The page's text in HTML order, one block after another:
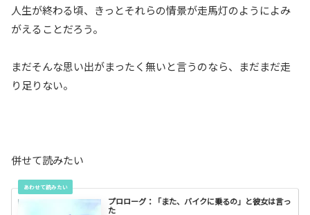
人生が終わる頃、きっとそれらの情景が走馬灯のようによみ
がえることだろう。
まだそんな思い出がまったく無いと言うのなら、まだまだ走
り足りない。
併せて読みたい
プロローグ：「また、バイクに乗るの」と彼女は言っ
た